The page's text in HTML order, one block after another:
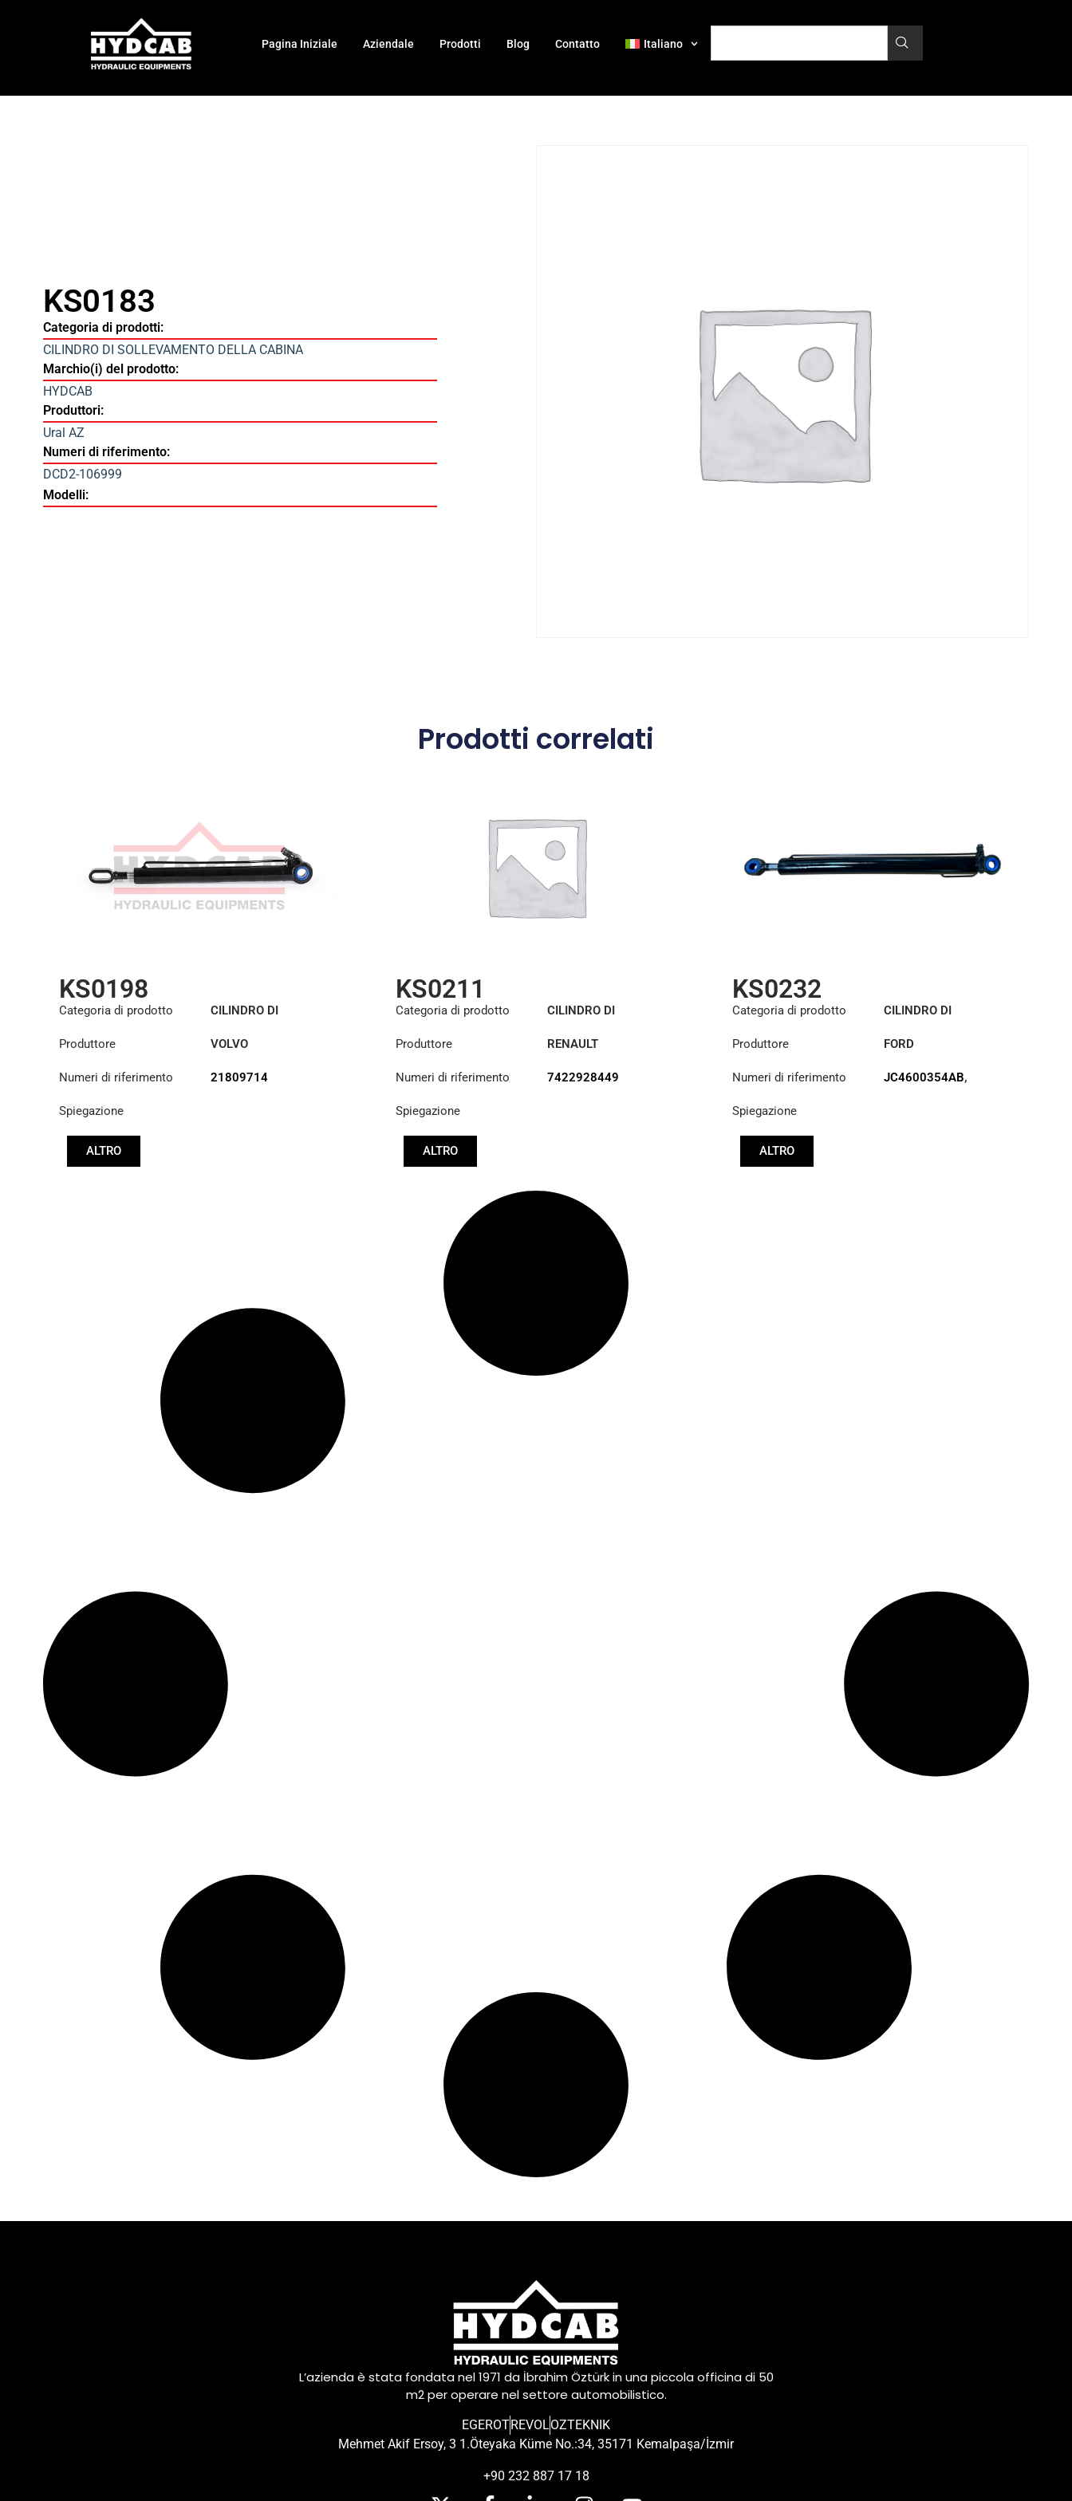
Pagina Iniziale Aziendale Prodotti Blog Contatto Italiano
KS0183
Categoria di prodotti:
CILINDRO DI SOLLEVAMENTO DELLA CABINA
Marchio(i) del prodotto:
HYDCAB
Produttori:
Ural AZ
Numeri di riferimento:
DCD2-106999
Modelli:
Prodotti correlati
KS0198
Categoria di prodotto
CILINDRO DI
CABINA
Produttore VOLVO
Numeri di riferimento 21809714
Spiegazione
ALTRO
KS0211
Categoria di prodotto
CILINDRO DI
CABINA
Produttore RENAULT
Numeri di riferimento 7422928449
Spiegazione
ALTRO
KS0232
Categoria di prodotto
CILINDRO DI
CABINA
Produttore FORD
Numeri di riferimento JC4600354AB,
Spiegazione
ALTRO
L’azienda è stata fondata nel 1971 da İbrahim Öztürk in una piccola officina di 50
m2 per operare nel settore automobilistico.
EGEROTREVOLOZTEKNIK
Mehmet Akif Ersoy, 3 1.Öteyaka Küme No.:34, 35171 Kemalpaşa/İzmir
+90 232 887 17 18